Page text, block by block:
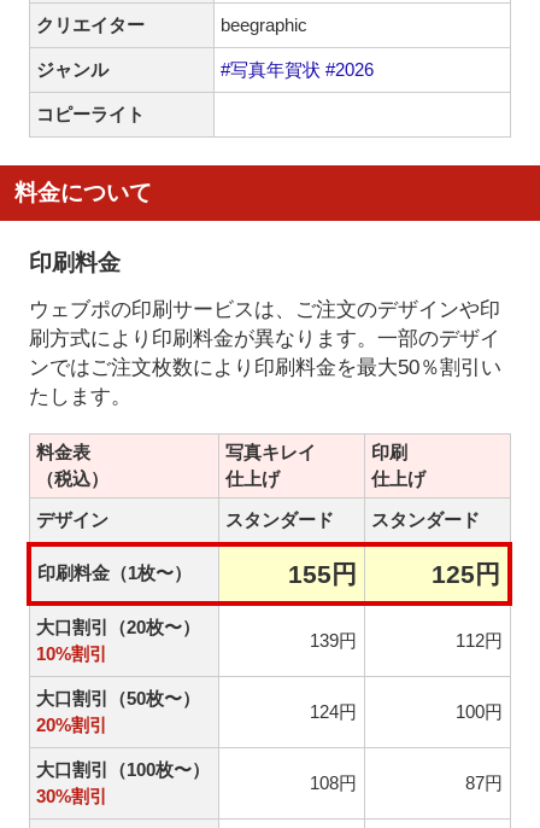
クリエイター beegraphic
ジャンル #写真年賀状 #2026
コピーライト
料金について
印刷料金
ウェブポの印刷サービスは、ご注文のデザインや印
刷方式により印刷料金が異なります。一部のデザイ
ンではご注文枚数により印刷料金を最大50％割引い
たします。
料金表
（税込）
写真キレイ
仕上げ
印刷
仕上げ
デザイン
スタンダード スタンダード
印刷料金（1枚〜） 155円 125円
大口割引（20枚〜）
10%割引
139円 112円
大口割引（50枚〜）
20%割引
124円 100円
大口割引（100枚〜）
30%割引
108円 87円